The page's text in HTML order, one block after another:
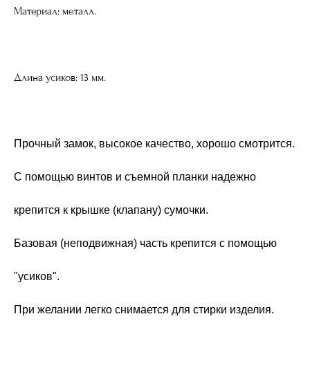
Материал: металл.
Длина усиков: 13 мм.
Прочный замок, высокое качество, хорошо смотрится.
С помощью винтов и съемной планки надежно
крепится к крышке (клапану) сумочки.
Базовая (неподвижная) часть крепится с помощью
"усиков".
При желании легко снимается для стирки изделия.